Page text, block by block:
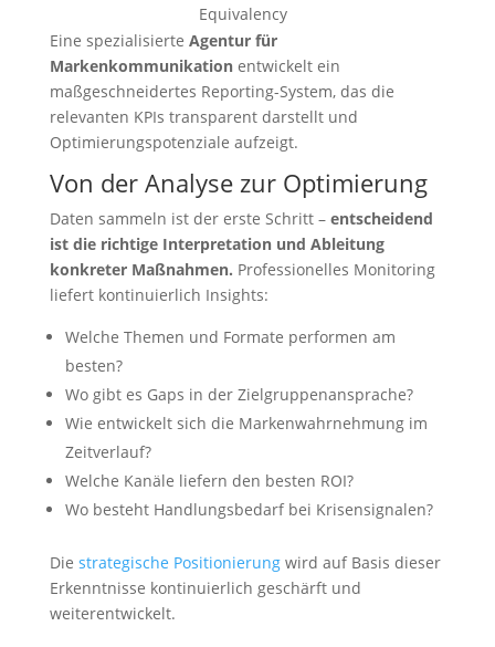
Equivalency
Eine spezialisierte Agentur für
Markenkommunikationentwickelt ein
maßgeschneidertes Reporting-System, das die
relevanten KPIs transparent darstellt und
Optimierungspotenziale aufzeigt.
Von der Analyse zur Optimierung
Daten sammeln ist der erste Schritt – entscheidend
ist die richtige Interpretation und Ableitung
konkreter Maßnahmen. Professionelles Monitoring
liefert kontinuierlich Insights:
Welche Themen und Formate performen am
besten?
Wo gibt es Gaps in der Zielgruppenansprache?
Wie entwickelt sich die Markenwahrnehmung im
Zeitverlauf?
Welche Kanäle liefern den besten ROI?
Wo besteht Handlungsbedarf bei Krisensignalen?
Die strategische Positionierungwird auf Basis dieser
Erkenntnisse kontinuierlich geschärft und
weiterentwickelt.